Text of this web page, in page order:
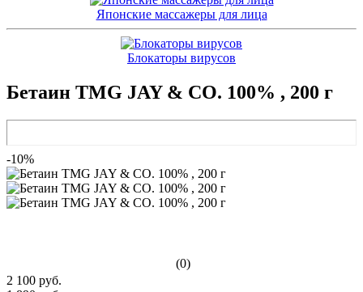
Японские массажеры для лица
Блокаторы вирусов
Бетаин TMG JAY & CO. 100% , 200 г
-10%
(0)
2 100 руб.